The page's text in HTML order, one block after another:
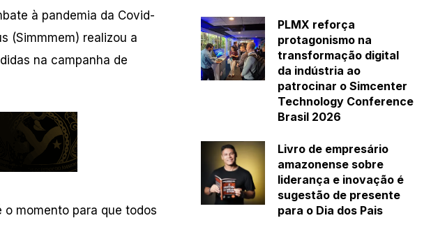
à pandemia da Covid-
(Simmmem) realizou a
na campanha de
momento para que todos
PLMX reforça
protagonismo na
transformação digital
da indústria ao
patrocinar o Simcenter
Technology Conference
Brasil 2026
Livro de empresário
amazonense sobre
liderança e inovação é
sugestão de presente
para o Dia dos Pais